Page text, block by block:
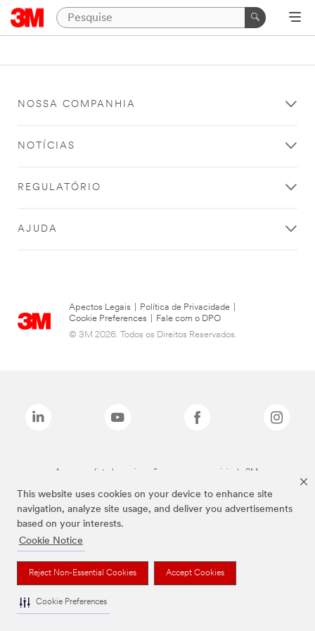
This website uses cookies on your device to enhance site
navigation, analyze site usage, and deliver you advertisements
based on your interests.
Cookie Notice
Reject Non-Essential Cookies Accept Cookies
Cookie Preferences
NOSSA COMPANHIA
NOTÍCIAS
REGULATÓRIO
AJUDA
Apectos Legais Política de Privacidade
Cookie Preferences
Fale com o DPO
© 3M 2026. Todos os Direitos Reservados.
As marcas listadas a cima são marcas comerciais da 3M.